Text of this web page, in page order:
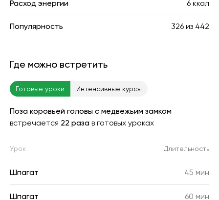
Расход энергии 6 ккал
Популярность 326 из 442
Где можно встретить
Готовые уроки Интенсивные курсы
Поза коровьей головы с медвежьим замком
встречается 22 раза в готовых уроках
Урок Длительность
Шпагат 45 мин
Шпагат 60 мин